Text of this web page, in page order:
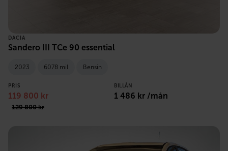
DACIA
Sandero III TCe 90 essential
2023 6078 mil Bensin
PRIS
119 800 kr
129 800 kr
BILLÅN
1 486 kr /mån